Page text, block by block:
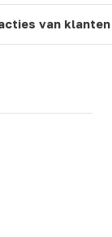
van klanten